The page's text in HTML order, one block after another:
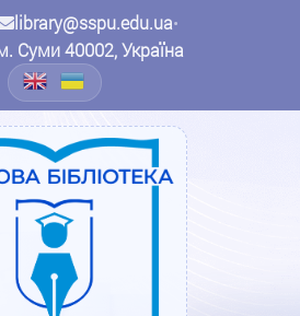
library@sspu.edu.ua•
Суми 40002, Україна